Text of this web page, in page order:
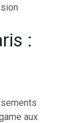
:
aux